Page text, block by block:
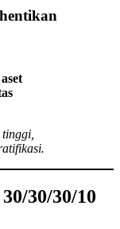
30/30/10